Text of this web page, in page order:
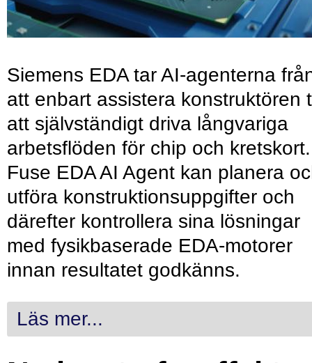
Siemens EDA tar AI-agenterna
att enbart assistera konstruktören
att självständigt driva långvariga
arbetsflöden för chip och kretskort.
Fuse EDA AI Agent kan planera
utföra konstruktionsuppgifter och
därefter kontrollera sina lösningar
med fysikbaserade EDA-motorer
innan resultatet godkänns.
Läs mer...